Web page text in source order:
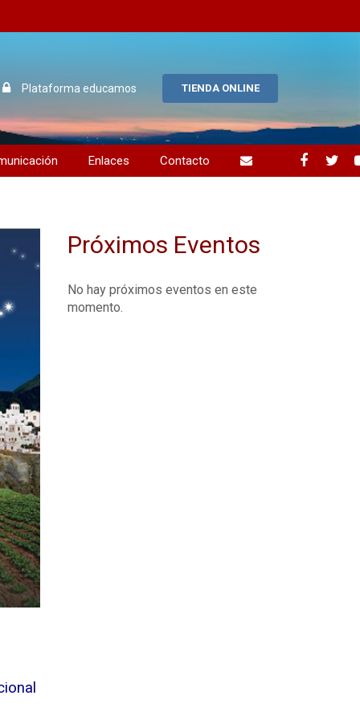
Plataforma educamos TIENDA ONLINE
Enlaces Contacto
Próximos Eventos
No hay próximos eventos en este
momento.